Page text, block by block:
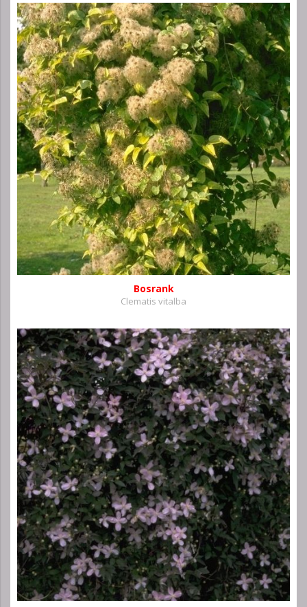
Bosrank
Clematis vitalba